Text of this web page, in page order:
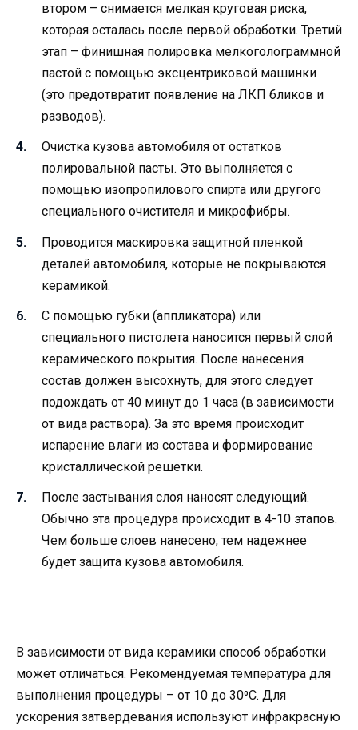
втором – снимается мелкая круговая риска,
которая осталась после первой обработки. Третий
этап – финишная полировка мелкоголограммной
пастой с помощью эксцентриковой машинки
(это предотвратит появление на ЛКП бликов и
разводов).
Очистка кузова автомобиля от остатков
полировальной пасты. Это выполняется с
помощью изопропилового спирта или другого
специального очистителя и микрофибры.
Проводится маскировка защитной пленкой
деталей автомобиля, которые не покрываются
керамикой.
С помощью губки (аппликатора) или
специального пистолета наносится первый слой
керамического покрытия. После нанесения
состав должен высохнуть, для этого следует
подождать от 40 минут до 1 часа (в зависимости
от вида раствора). За это время происходит
испарение влаги из состава и формирование
кристаллической решетки.
После застывания слоя наносят следующий.
Обычно эта процедура происходит в 4-10 этапов.
Чем больше слоев нанесено, тем надежнее
будет защита кузова автомобиля.
В зависимости от вида керамики способ обработки
может отличаться. Рекомендуемая температура для
выполнения процедуры – от 10 до 30⁰C. Для
ускорения затвердевания используют инфракрасную